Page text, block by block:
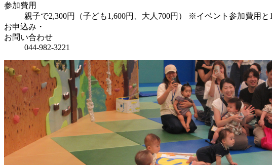
参加費用
親子で2,300円（子ども1,600円、大人700円） ※イベント参加費用
お申込み・
お問い合わせ
044-982-3221